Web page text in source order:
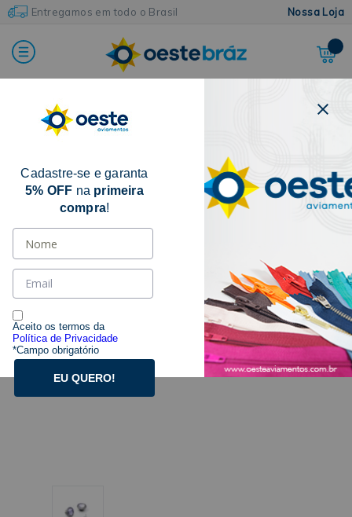
Entregamos em todo o Brasil Nossa Loja
Home Botões e Colchetes
Cadastre-se e garanta
5% OFF na primeira
compra!
Aceito os termos da
Política de Privacidade
*Campo obrigatório
EU QUERO!